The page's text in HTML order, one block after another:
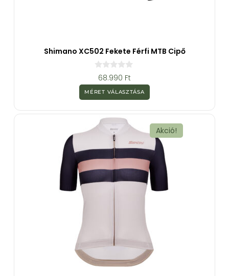
Shimano XC502 Fekete Férfi MTB Cipő
z
5
b
l
68.990 Ft
MÉRET VÁLASZTÁSA
Akció!